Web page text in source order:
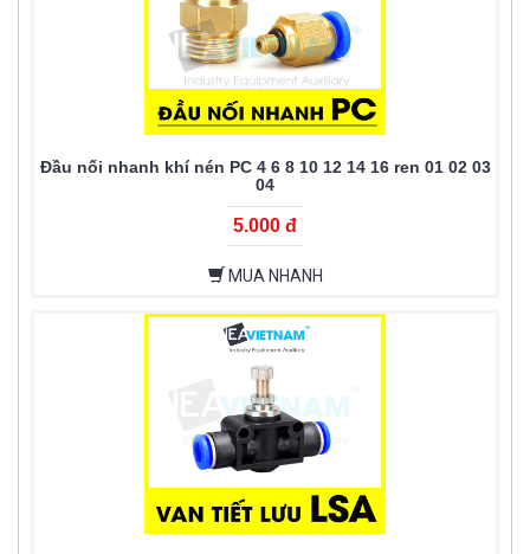
Đầu nối nhanh khí nén PC 4 6 8 10 12 14 16 ren 01 02 03
04
5.000 đ
MUA NHANH